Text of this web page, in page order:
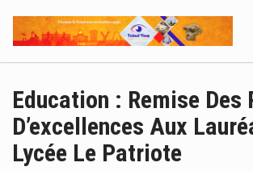
Education : Remise Des
D’excellences Aux
Lycée Le Patriote